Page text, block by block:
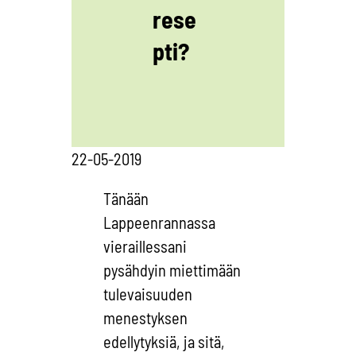
rese
pti?
22-05-2019
Tänään
Lappeenrannassa
vieraillessani
pysähdyin miettimään
tulevaisuuden
menestyksen
edellytyksiä, ja sitä,